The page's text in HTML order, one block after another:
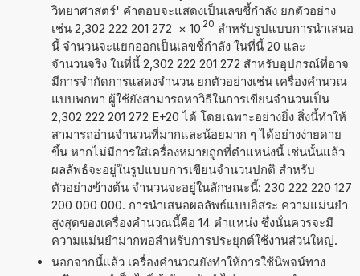
วิทยาศาสตร์' คำตอบจะแสดงเป็นเลขชี้กำลัง ยกตัวอย่าง
เช่น 2,302 222 201 272 × 10 20 สำหรับรูปแบบการนำเสนอ
นี้ จำนวนจะแยกออกเป็นเลขชี้กำลัง ในที่นี้ 20 และ
จำนวนจริง ในที่นี้ 2,302 222 201 272 สำหรับอุปกรณ์ที่อาจ
มีการจำกัดการแสดงจำนวน ยกตัวอย่างเช่น เครื่องคำนวณ
แบบพกพา ผู้ใช้ยังสามารถหาวิธีในการเขียนจำนวนเป็น
2,302 222 201 272 E+20 ได้ โดยเฉพาะอย่างยิ่ง สิ่งนี้ทำให้
สามารถอ่านจำนวนที่มากและน้อยมาก ๆ ได้อย่างง่ายดาย
ขึ้น หากไม่มีการใส่เครื่องหมายถูกที่ตำแหน่งนี้ เช่นนั้นแล้ว
ผลลัพธ์จะอยู่ในรูปแบบการเขียนจำนวนปกติ สำหรับ
ตัวอย่างข้างต้น จำนวนจะอยู่ในลักษณะนี้: 230 222 220 127
200 000 000. การนำเสนอผลลัพธ์แบบอิสระ ความแม่นยำ
สูงสุดของเครื่องคำนวณนี้คือ 14 ตำแหน่ง ซึ่งนั่นควรจะมี
ความแม่นยำมากพอสำหรับการประยุกต์ใช้งานส่วนใหญ่.
นอกจากนี้แล้ว เครื่องคำนวณยังทำให้การใช้นิพจน์ทาง